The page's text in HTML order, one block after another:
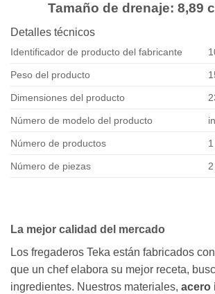
Tamaño de drenaje: 8,89
Detalles técnicos
Identificador de producto del fabricante
Peso del producto
Dimensiones del producto
Número de modelo del producto
Número de productos 1
Número de piezas 2
La mejor calidad del mercado
Los fregaderos Teka están fabricados
que un chef elabora su mejor receta,
ingredientes. Nuestros materiales, acero